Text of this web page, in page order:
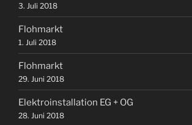
3. Juli 2018
Flohmarkt
1. Juli 2018
Flohmarkt
29. Juni 2018
Elektroinstallation EG + OG
28. Juni 2018